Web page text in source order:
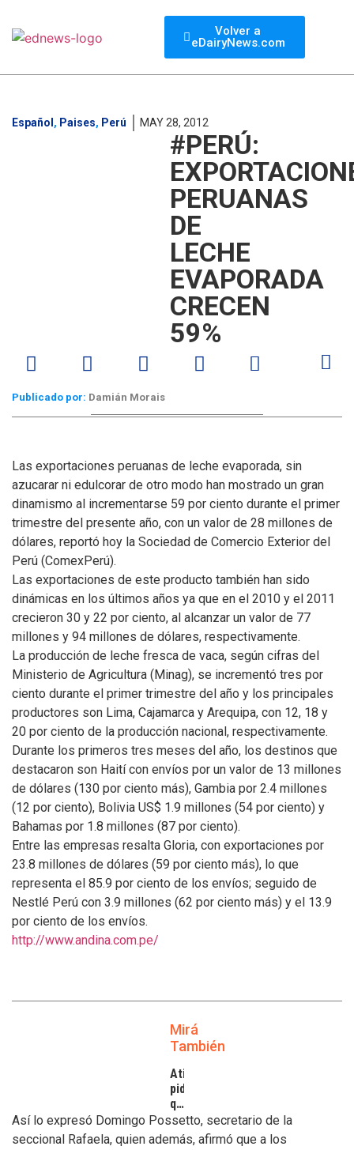
Volver a
eDairyNews.com
Español , Paises, Perú MAY 28, 2012
#PERÚ:
PERUANAS
DE
LECHE
EVAPORADA
CRECEN
59%
Publicado por: Damián Morais
Las exportaciones peruanas de leche evaporada, sin
azucarar ni edulcorar de otro modo han mostrado un gran
dinamismo al incrementarse 59 por ciento durante el primer
trimestre del presente año, con un valor de 28 millones de
dólares, reportó hoy la Sociedad de Comercio Exterior del
Perú (ComexPerú).
Las exportaciones de este producto también han sido
dinámicas en los últimos años ya que en el 2010 y el 2011
crecieron 30 y 22 por ciento, al alcanzar un valor de 77
millones y 94 millones de dólares, respectivamente.
La producción de leche fresca de vaca, según cifras del
Ministerio de Agricultura (Minag), se incrementó tres por
ciento durante el primer trimestre del año y los principales
productores son Lima, Cajamarca y Arequipa, con 12, 18 y
20 por ciento de la producción nacional, respectivamente.
Durante los primeros tres meses del año, los destinos que
destacaron son Haití con envíos por un valor de 13 millones
de dólares (130 por ciento más), Gambia por 2.4 millones
(12 por ciento), Bolivia US$ 1.9 millones (54 por ciento) y
Bahamas por 1.8 millones (87 por ciento).
Entre las empresas resalta Gloria, con exportaciones por
23.8 millones de dólares (59 por ciento más), lo que
representa el 85.9 por ciento de los envíos; seguido de
Nestlé Perú con 3.9 millones (62 por ciento más) y el 13.9
por ciento de los envíos.
http://www.andina.com.pe/
Mirá
También
Atilra
pide
que
se
atiendan
Así lo expresó Domingo Possetto, secretario de la
seccional Rafaela, quien además, afirmó que a los